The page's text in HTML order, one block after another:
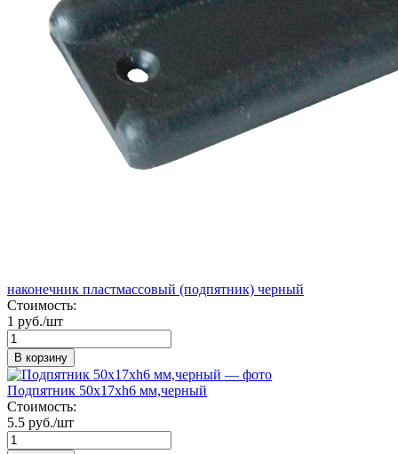
наконечник пластмассовый (подпятник) черный
Стоимость:
1 руб./шт
В корзину
Подпятник 50х17хh6 мм,черный
Стоимость:
5.5 руб./шт